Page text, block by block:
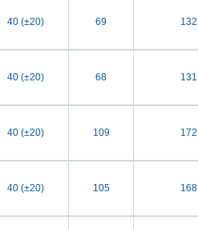
40 (±20) 69 132
40 (±20) 68 131
40 (±20) 109 172
40 (±20) 105 168